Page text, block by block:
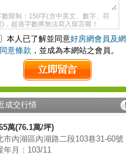
數限制：150字(含中英文、數字、符
)，超過字數將無法寫入留言喔！
本人已了解並同意好房網會員及網
意條款 ，並成為本網站之會員。
成交行情
萬(76.1萬/坪)
市內湖區內湖路二段103巷31-60號
年月：103/11